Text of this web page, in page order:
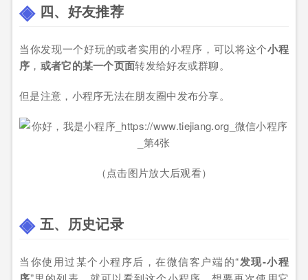
四、好友推荐
当你发现一个好玩的或者实用的小程序，可以将这个小程
序 ， 或者它的某一个页面转发给好友或群聊。
但是注意，小程序无法在朋友圈中发布分享。
（点击图片放大后观看）
五、历史记录
当你使用过某个小程序后，在微信客户端的“发现-小程